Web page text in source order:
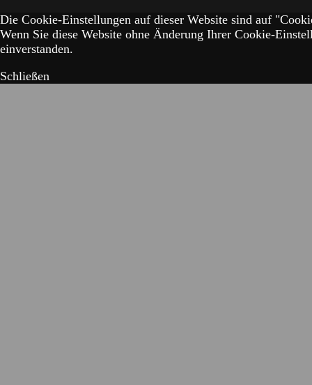
Die Cookie-Einstellungen auf dieser Website sind auf
Wenn Sie diese Website ohne Änderung Ihrer Cookie-
einverstanden.
Schließen